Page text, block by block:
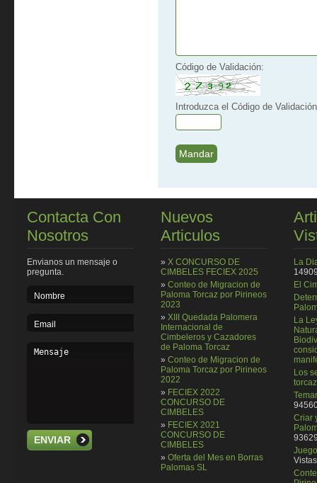
Código de Validación:
Introduzca el Código de
Contacta Con
Nosotros
Envianos un mensaje o
pregunta.
ENVIAR
Nuevos
Articulos
» X CONCURSO DE
CIMBELES FECIEX 2025
» Conteo de Migracion de
Paloma Torcaz por Pirineos
2023
» XIII Quedada Palomera
Internacional de
Cimbeleros y Cazadores
de Paloma Torcaz
» Conteo de Migracion de
Paloma Torcaz por Pirineos
2022
» FECIEX 2022
CONCURSO DE
CIMBELES
» FECIEX 2021
CONCURSO DE
CIMBELES
» Oferta del Mes en Borras
Palomas SL
La
El
La
Los
torcaz
Criar
Vistas